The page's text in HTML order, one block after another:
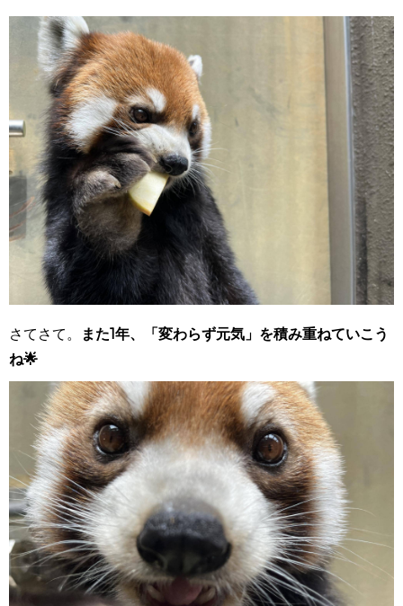
さてさて。
また1年、「変わらず元気」を積み重ねていこう
ね🌟